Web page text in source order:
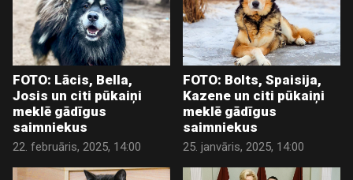
FOTO: Lācis, Bella,
Josis un citi pūkaiņi
meklē gādīgus
saimniekus
22. februāris, 2025, 14:00
FOTO: Bolts, Spaisija,
Kazene un citi pūkaiņi
meklē gādīgus
saimniekus
25. janvāris, 2025, 14:00